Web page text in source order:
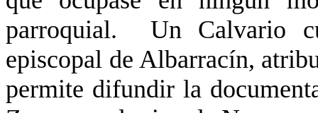
parroquial. Un Calvario
episcopal de Albarracín,
permite difundir la